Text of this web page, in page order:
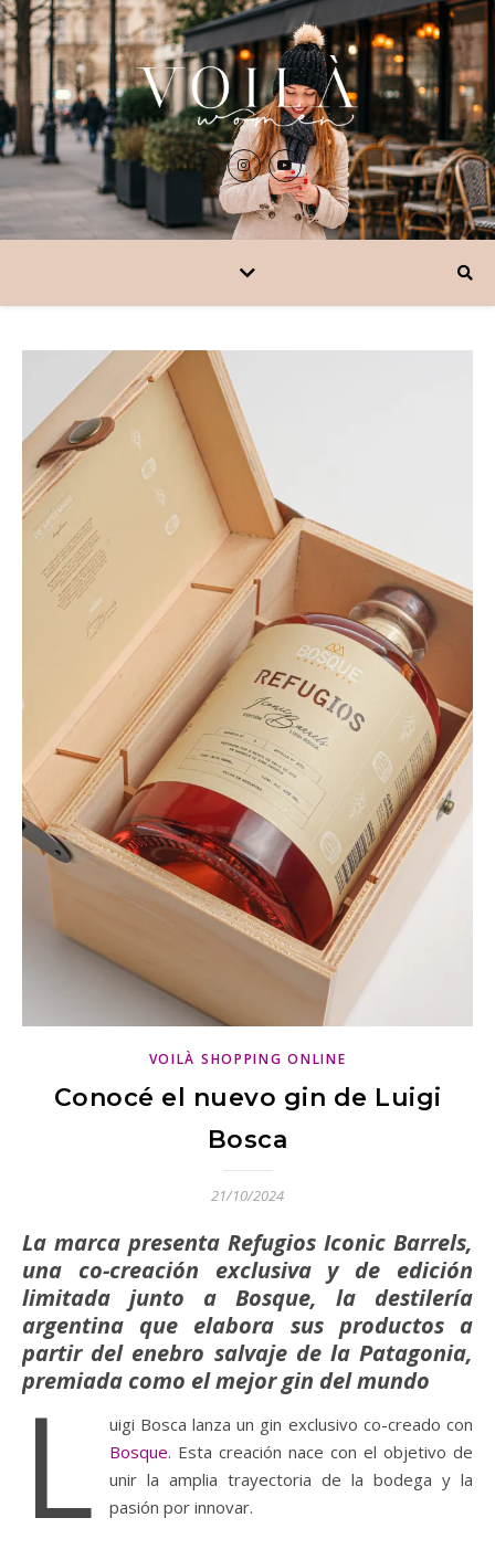
VOILÀ SHOPPING ONLINE
Conocé el nuevo gin de Luigi
Bosca
21/10/2024
La marca presenta Refugios Iconic Barrels,
una co-creación exclusiva y de edición
limitada junto a Bosque, la destilería
argentina que elabora sus productos a
partir del enebro salvaje de la Patagonia,
premiada como el mejor gin del mundo
L
uigi Bosca lanza un gin exclusivo co-creado con
Bosque. Esta creación nace con el objetivo de
unir la amplia trayectoria de la bodega y la
pasión por innovar.